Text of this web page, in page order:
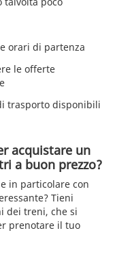
orari di partenza
le offerte
trasporto disponibili
acquistare un
a buon prezzo?
in particolare con
Tieni
dei treni, che si
prenotare il tuo